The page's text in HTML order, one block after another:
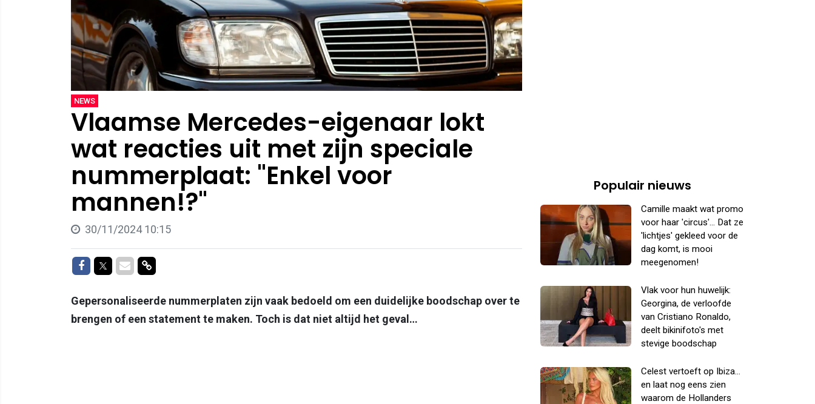
NEWS
Vlaamse Mercedes-eigenaar lokt
wat reacties uit met zijn speciale
nummerplaat: "Enkel voor
mannen!?"
30/11/2024 10:15
Delen op Facebook
Delen op Twitter
Delen via Mail
Delen via link
Gepersonaliseerde nummerplaten zijn vaak bedoeld om een duidelijke boodschap over te
brengen of een statement te maken. Toch is dat niet altijd het geval…
Populair nieuws
Camille maakt wat promo
voor haar 'circus'... Dat ze
'lichtjes' gekleed voor de
dag komt, is mooi
meegenomen!
Vlak voor hun huwelijk:
Georgina, de verloofde
van Cristiano Ronaldo,
deelt bikinifoto's met
stevige boodschap
Celest vertoeft op Ibiza...
en laat nog eens zien
waarom de Hollanders